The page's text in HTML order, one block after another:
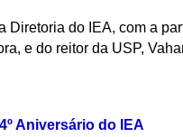
Diretoria do IEA, com a
e do reitor da USP,
Aniversário do IEA